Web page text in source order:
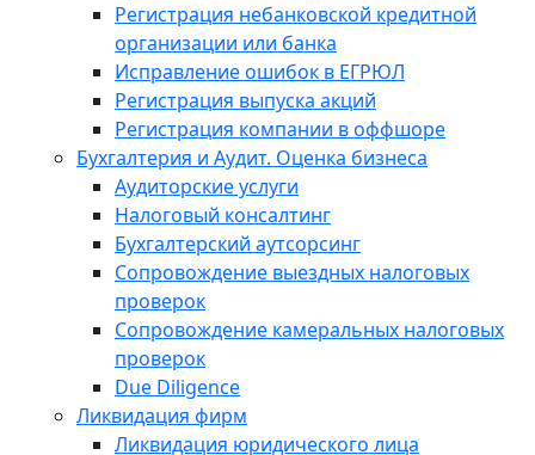
Регистрация небанковской кредитной
организации или банка
Исправление ошибок в ЕГРЮЛ
Регистрация выпуска акций
Регистрация компании в оффшоре
Бухгалтерия и Аудит. Оценка бизнеса
Аудиторские услуги
Налоговый консалтинг
Бухгалтерский аутсорсинг
Сопровождение выездных налоговых
проверок
Сопровождение камеральных налоговых
проверок
Due Diligence
Ликвидация фирм
Ликвидация юридического лица